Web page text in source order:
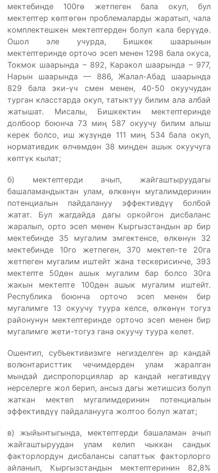
мектебинде 100гө жетпеген бала окуп, бул
мектептер көптөгөн проблемаларды жаратып, чала
комплектешкен мектептерден болуп кала берүүдө.
Ошол эле учурда, Бишкек шаарынын
мектептеринде орточо эсеп менен 1298 бала окуса,
Токмок шаарында – 892, Каракол шаарында – 977,
Нарын шаарында — 886, Жалал-Абад шаарында
829 бала эки-үч смен менен, 40-50 окуучудан
турган класстарда окуп, татыктуу билим ала албай
жатышат. Мисалы, Бишкектин мектептеринде
долбоор боюнча 73 миӊ 587 окуучу билим алыш
керек болсо, иш жүзүндө 111 миӊ 534 бала окуп,
нормативдик өлчөмдөн 38 миӊден ашык окуучуга
көптүк кылат;
б) мектептерди ачып, жайгаштыруудагы
башаламандыктан улам, өлкөнүн мугалимдеринин
потенциалын пайдалануу эффективдүү болбой
жатат. Бул жагдайда дагы оркойгон дисбаланс
жаралып, орто эсеп менен Кыргызстандын ар бир
мектебинде 35 мугалим эмгектенсе, өлкөнүн 32
мектебинде 10го жетпеген, 370 мектеп-те 20га
жетпеген мугалим иштейт жана тескерисинче, 393
мектепте 50дөн ашык мугалим бар болсо 30га
жакын мектепте 100дөн ашык мугалим иштейт.
Республика боюнча орточо эсеп менен бир
мугалимге 13 окуучу туура келсе, өлкөнүн тогуз
районунун мектептеринде орточо эсеп менен бир
мугалимге жети-тогуз гана окуучу туура келет.
Ошентип, субъективизмге негизделген ар кандай
волюнтаристтик чечимдерден улам жаралган
мындай диспропорциялар ар кандай негативдүү
нерселерге жол берип, ансыз дагы жетишсиз болуп
жаткан мектеп мугалимдеринин потенциалын
эффективдүү пайдаланууга жолтоо болуп жатат;
в) жыйынтыгында, мектептерди башаламан ачып
жайгаштыруудан улам келип чыккан сандык
факторлордун дисбалансы сапаттык факторлорго
айланып, Кыргызстандын мектептеринин 82,8%